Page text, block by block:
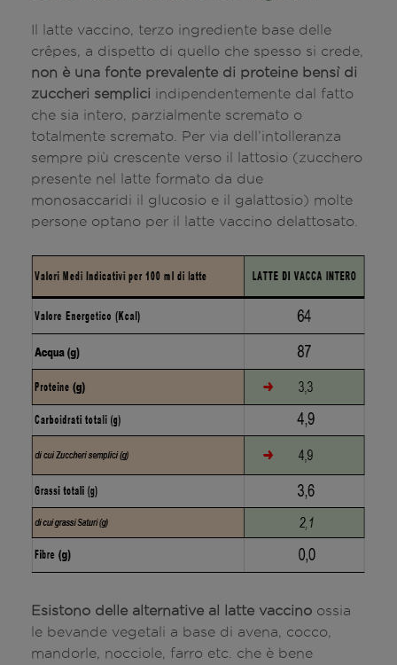
Il latte vaccino, terzo ingrediente base delle
crêpes, a dispetto di quello che spesso si crede,
non è una fonte prevalente di proteine bensì di
zuccheri semplici indipendentemente dal fatto
che sia intero, parzialmente scremato o
totalmente scremato. Per via dell’intolleranza
sempre più crescente verso il lattosio (zucchero
presente nel latte formato da due
monosaccaridi il glucosio e il galattosio) molte
persone optano per il latte vaccino delattosato.
Esistono delle alternative al latte vaccino ossia
le bevande vegetali a base di avena, cocco,
mandorle, nocciole, farro etc. che è bene